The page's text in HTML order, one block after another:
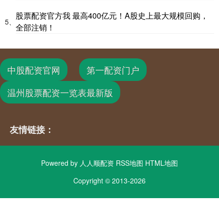
5、
股票配资官方我 最高400亿元！A股史上最大规模回购，
全部注销！
中股配资官网
第一配资门户
温州股票配资一览表最新版
友情链接：
Powered by 人人顺配资 RSS地图 HTML地图
Copyright © 2013-2026